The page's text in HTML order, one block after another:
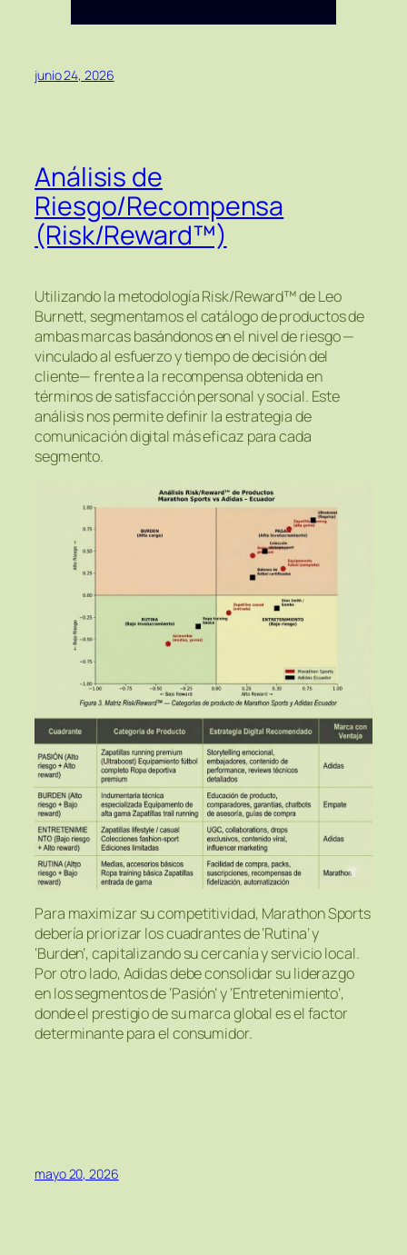
junio 24, 2026
Análisis de
Riesgo/Recompensa
(Risk/Reward™)
Utilizando la metodología Risk/Reward™ de Leo
Burnett, segmentamos el catálogo de productos de
ambas marcas basándonos en el nivel de riesgo —
vinculado al esfuerzo y tiempo de decisión del
cliente— frente a la recompensa obtenida en
términos de satisfacción personal y social. Este
análisis nos permite definir la estrategia de
comunicación digital más eficaz para cada
segmento.
Para maximizar su competitividad, Marathon Sports
debería priorizar los cuadrantes de ‘Rutina’ y
‘Burden’, capitalizando su cercanía y servicio local.
Por otro lado, Adidas debe consolidar su liderazgo
en los segmentos de ‘Pasión’ y ‘Entretenimiento’,
donde el prestigio de su marca global es el factor
determinante para el consumidor.
mayo 20, 2026